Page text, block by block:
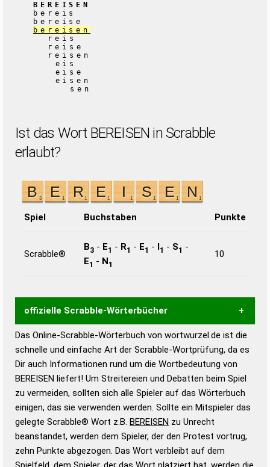
BEREISEN
bereis
bereise
bereisen
reis
reise
reisen
eis
eise
eisen
sen
Ist das Wort BEREISEN in Scrabble
erlaubt?
Spiel Buchstaben Punkte
Scrabble®
B3 - E1 - R1 - E1 - I1 - S1 -
E1 - N1
10
offizielle Scrabble-Wörterbücher
Wortwurzel liefert mit Hilfe eines semantischen
Wortanalyse-Algorithmus gute Anhaltspunkte zu
Wortbedeutung, Worttrennung und Wortform, um die
Gültigkeit eines Wortes für das Scrabble-Spiel zu
bestimmen!
zugelassene Turnier Scrabble-
Wörterbücher sind:
Duden – Standardwerk in 12 Bänden
Duden – Richtiges und gutes
Das Online-Scrabble-Wörterbuch von wortwurzel.de ist die
schnelle und einfache Art der Scrabble-Wortprüfung, da es
Dir auch Informationen rund um die Wortbedeutung von
BEREISEN liefert! Um Streitereien und Debatten beim Spiel
zu vermeiden, sollten sich alle Spieler auf das Wörterbuch
einigen, das sie verwenden werden. Sollte ein Mitspieler das
gelegte Scrabble® Wort z.B. BEREISEN zu Unrecht
beanstandet, werden dem Spieler, der den Protest vortrug,
zehn Punkte abgezogen. Das Wort verbleibt auf dem